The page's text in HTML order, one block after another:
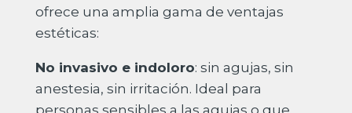
ofrece una amplia gama de ventajas
estéticas:
No invasivo e indoloro: sin agujas, sin
anestesia, sin irritación. Ideal para